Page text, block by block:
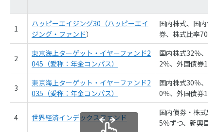
1
ハッピーエイジング30（ハッピーエイ
ジング・ファンド）
国内株式、国内債
券、株式比率70％
2
東京海上ターゲット・イヤーファンド2
045（愛称：年金コンパス）
国内株式32％、国
2％、外国債券10％
3
東京海上ターゲット・イヤーファンド2
035（愛称：年金コンパス）
国内株式30％、国
0％、外国債券10％
4 世界経済インデックスファンド
国内債券・株式5
5％ずつ、新興国